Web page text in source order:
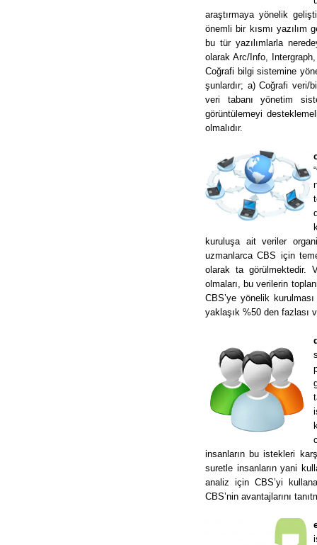
araştırmaya yönelik
önemli bir kısmı yazılım
bu tür yazılımlarla
olarak Arc/Info,
Coğrafi bilgi sistemine
şunlardır; a) Coğrafi veri/
veri tabanı yönetim
görüntülemeyi
olmalıdır.
kuruluşa ait veriler
uzmanlarca CBS için
olarak ta görülmektedir.
olmaları, bu verilerin
CBS’ye yönelik
yaklaşık %50 den fazlası
insanların bu istekleri
suretle insanların yani
analiz için CBS’yi
CBS’nin avantajlarını